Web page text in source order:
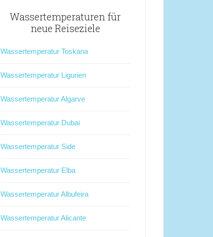
Wassertemperaturen für
neue Reiseziele
Wassertemperatur Toskana
Wassertemperatur Ligurien
Wassertemperatur Algarve
Wassertemperatur Dubai
Wassertemperatur Side
Wassertemperatur Elba
Wassertemperatur Albufeira
Wassertemperatur Alicante